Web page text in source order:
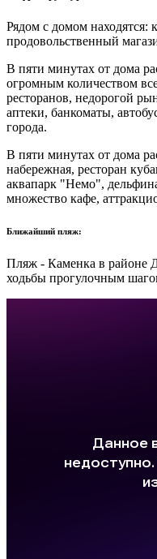
Рядом с домом находятся:
продовольственный
В пяти минутах от дома
огромным количеством
ресторанов, недорогой
аптеки, банкоматы,
города.
В пяти минутах от дома
набережная, ресторан
аквапарк "Немо",
множество кафе,
Ближайший пляж:
Пляж - Каменка в районе
ходьбы прогулочным